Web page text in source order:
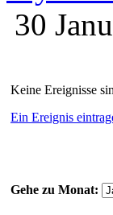
30
Keine Ereignisse
Ein Ereignis
Gehe zu Monat: